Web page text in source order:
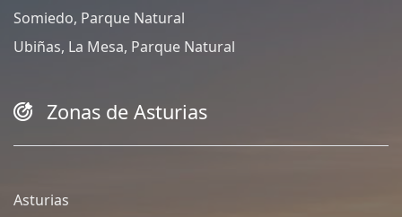
Somiedo, Parque Natural
Ubiñas, La Mesa, Parque Natural
Zonas de Asturias
Asturias